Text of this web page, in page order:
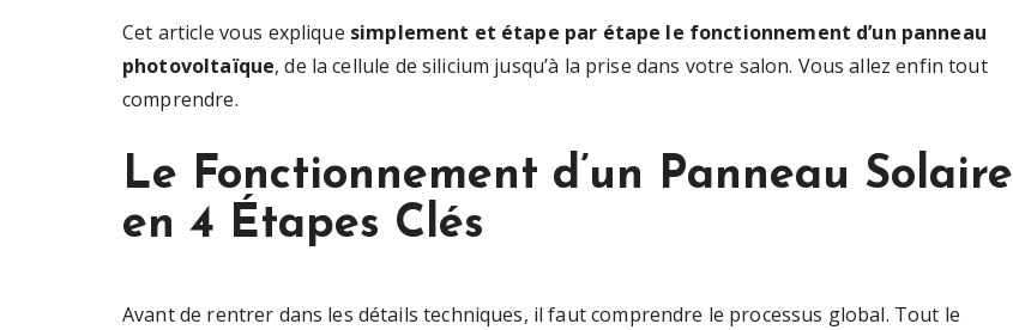
Cet article vous explique simplement et étape par étape le fonctionnement d’un panneau
photovoltaïque, de la cellule de silicium jusqu’à la prise dans votre salon. Vous allez enfin tout
comprendre.
Le Fonctionnement d’un Panneau Solaire
en 4 Étapes Clés
Avant de rentrer dans les détails techniques, il faut comprendre le processus global. Tout le